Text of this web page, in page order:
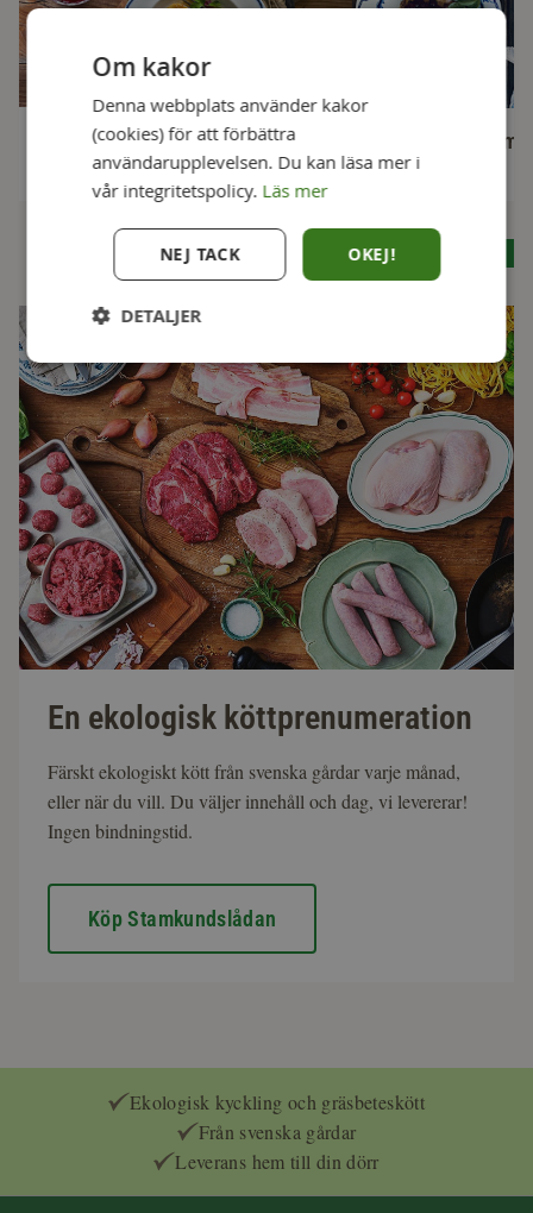
Kroppkakor
1,5 h
Ugnspannkaka
30 min
Se alla recept
En ekologisk köttprenumeration
Färskt ekologiskt kött från svenska gårdar varje månad,
eller när du vill. Du väljer innehåll och dag, vi levererar!
Ingen bindningstid.
Köp Stamkundslådan
Ekologisk kyckling och gräsbeteskött
Från svenska gårdar
Leverans hem till din dörr
Om kakor
Denna webbplats använder kakor
(cookies) för att förbättra
användarupplevelsen. Du kan läsa mer i
vår integritetspolicy. Läs mer
OKEJ!
NEJ TACK
DETALJER